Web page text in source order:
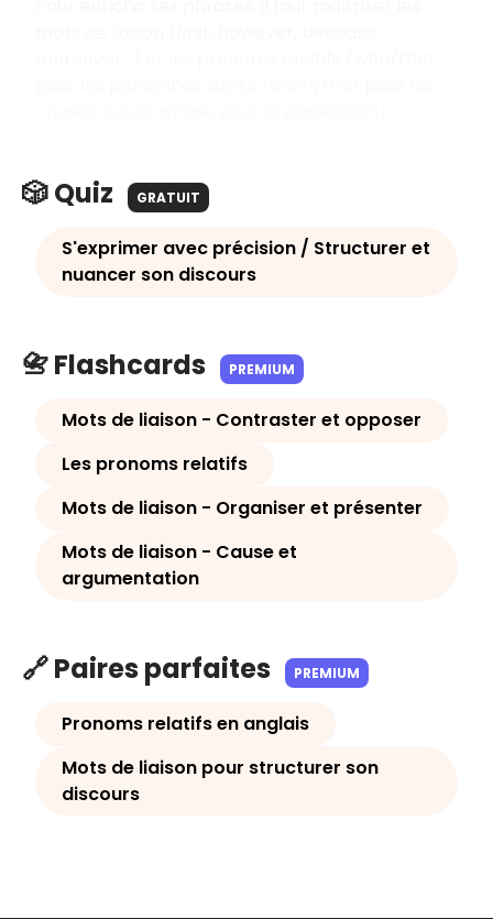
🎲 Quiz GRATUIT
S'exprimer avec précision / Structurer et
nuancer son discours
📇 Flashcards PREMIUM
Mots de liaison - Contraster et opposer
Les pronoms relatifs
Mots de liaison - Organiser et présenter
Mots de liaison - Cause et
argumentation
🔗 Paires parfaites PREMIUM
Pronoms relatifs en anglais
Mots de liaison pour structurer son
discours